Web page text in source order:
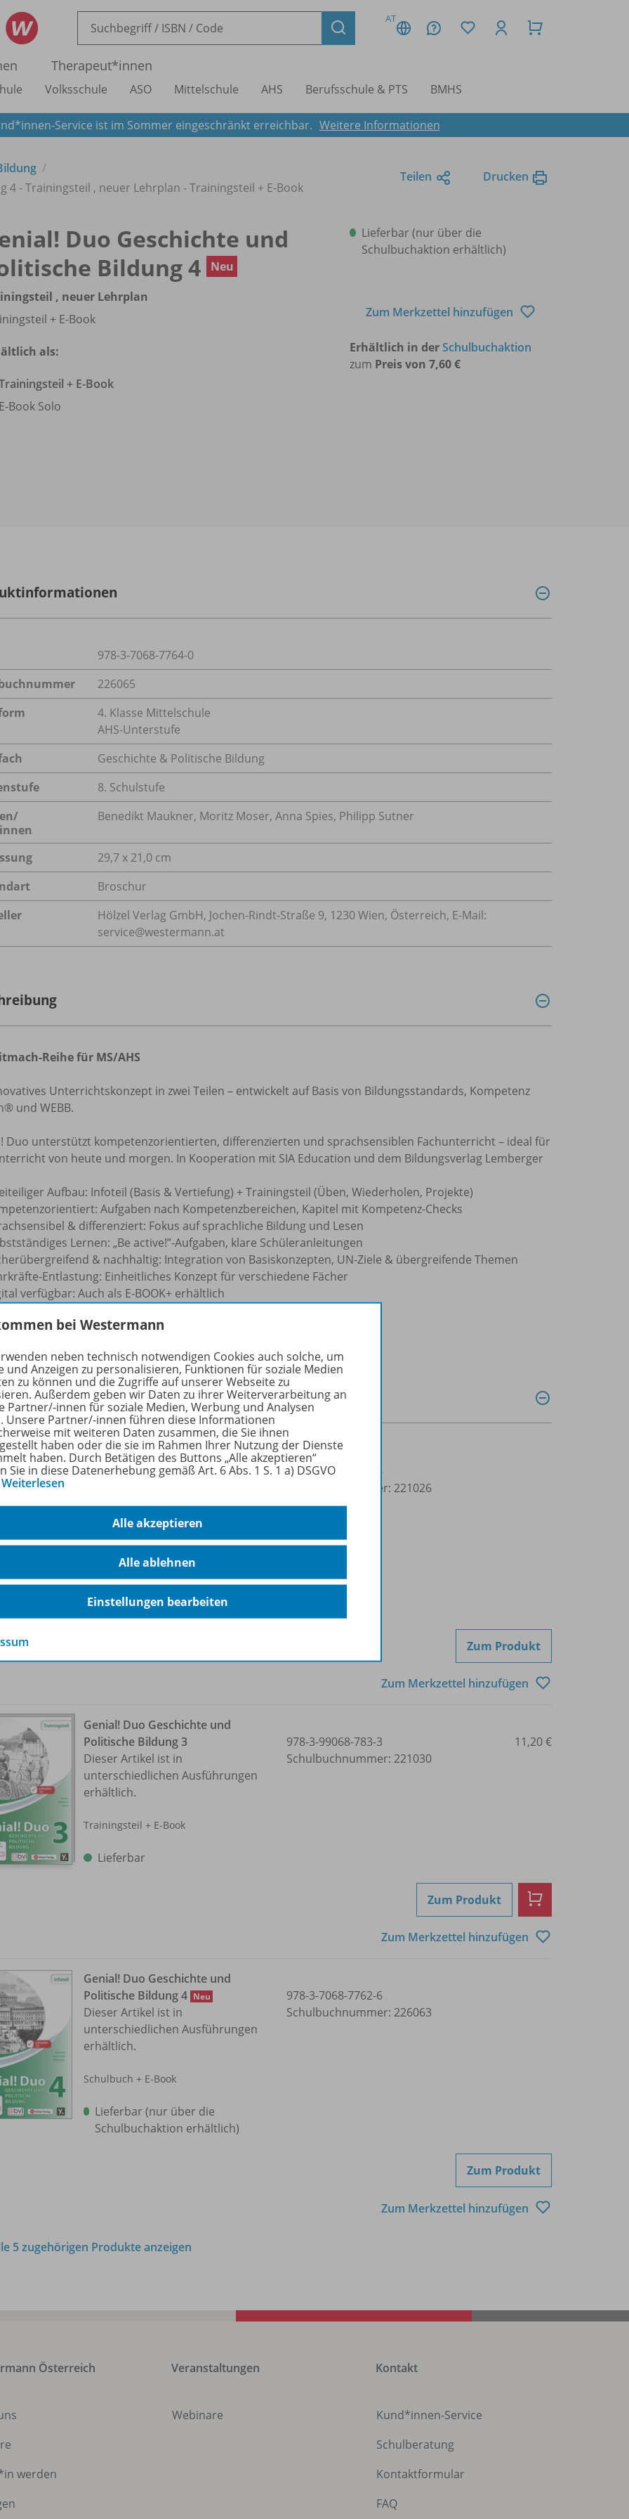
AT
Therapeut*innen
Volksschule ASO Mittelschule AHS Berufsschule & PTS BMHS
Service ist im Sommer eingeschränkt erreichbar. Weitere Informationen
4 - Trainingsteil , neuer Lehrplan - Trainingsteil + E-Book
Teilen Drucken
Duo Geschichte und
Bildung 4
Neu
, neuer Lehrplan
+ E-Book
als:
+ E-Book
Book Solo
Lieferbar (nur über die
Schulbuchaktion erhältlich)
Zum Merkzettel hinzufügen
Erhältlich in derSchulbuchaktion
zum Preis von 7,60 €
978-3-7068-7764-0
226065
4. Klasse Mittelschule
AHS-Unterstufe
Geschichte & Politische Bildung
8. Schulstufe
Benedikt Maukner, Moritz Moser, Anna Spies, Philipp Sutner
29,7 x 21,0 cm
Broschur
Hölzel Verlag GmbH, Jochen-Rindt-Straße 9, 1230 Wien, Österreich, E-Mail:
service@westermann.at
Reihe für MS/AHS
Unterrichtskonzept in zwei Teilen – entwickelt auf Basis von Bildungsstandards, Kompetenz
und WEBB.
Duo unterstützt kompetenzorientierten, differenzierten und sprachsensiblen Fachunterricht – ideal für
von heute und morgen. In Kooperation mit SIA Education und dem Bildungsverlag Lemberger
Aufbau: Infoteil (Basis & Vertiefung) + Trainingsteil (Üben, Wiederholen, Projekte)
Aufgaben nach Kompetenzbereichen, Kapitel mit Kompetenz-Checks
& differenziert: Fokus auf sprachliche Bildung und Lesen
Lernen: „Be active!”-Aufgaben, klare Schüleranleitungen
& nachhaltig: Integration von Basiskonzepten, UN-Ziele & übergreifende Themen
Entlastung: Einheitliches Konzept für verschiedene Fächer
verfügbar: Auch als E-BOOK+ erhältlich
Sie mehr über die Reihe
Produkte
Genial! Duo Geschichte und
Politische Bildung 3
unterschiedlichen Ausführungen
erhältlich.
Lieferbar (nur über die
Schulbuchaktion erhältlich)
978-3-99068-788-8
Schulbuchnummer: 221026
Zum Produkt
Zum Merkzettel hinzufügen
Genial! Duo Geschichte und
Politische Bildung 3
Dieser Artikel ist in
unterschiedlichen Ausführungen
erhältlich.
Trainingsteil + E-Book
Lieferbar
978-3-99068-783-3
Schulbuchnummer: 221030
11,20 €
Zum Produkt
Zum Merkzettel hinzufügen
Genial! Duo Geschichte und
Politische Bildung 4 Neu
Dieser Artikel ist in
unterschiedlichen Ausführungen
erhältlich.
Schulbuch + E-Book
Lieferbar (nur über die
Schulbuchaktion erhältlich)
978-3-7068-7762-6
Schulbuchnummer: 226063
Zum Produkt
Zum Merkzettel hinzufügen
5 zugehörigen Produkte anzeigen
Österreich
werden
Veranstaltungen
Webinare
Kontakt
Kund*innen-Service
Schulberatung
Kontaktformular
FAQ
bei Westermann
neben technisch notwendigen Cookies auch solche, um
und Anzeigen zu personalisieren, Funktionen für soziale Medien
zu können und die Zugriffe auf unserer Webseite zu
Außerdem geben wir Daten zu ihrer Weiterverarbeitung an
Partner/-innen für soziale Medien, Werbung und Analysen
Unsere Partner/-innen führen diese Informationen
mit weiteren Daten zusammen, die Sie ihnen
haben oder die sie im Rahmen Ihrer Nutzung der Dienste
haben. Durch Betätigen des Buttons „Alle akzeptieren“
Sie in diese Datenerhebung gemäß Art. 6 Abs. 1 S. 1 a) DSGVO
Weiterlesen
Alle akzeptieren
Alle ablehnen
Einstellungen bearbeiten